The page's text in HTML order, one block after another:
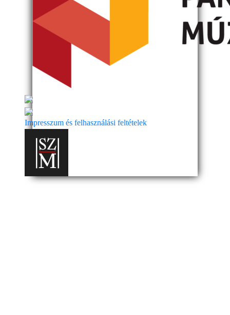
Impresszum és felhasználási feltételek